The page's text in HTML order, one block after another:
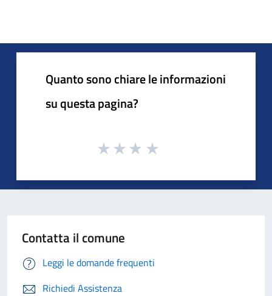
Quanto sono chiare le informazioni
su questa pagina?
Contatta il comune
Leggi le domande frequenti
Richiedi Assistenza